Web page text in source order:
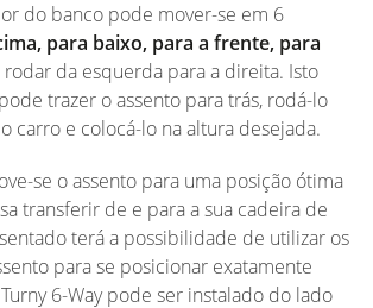
do banco pode mover-se em 6
para baixo, para a frente, para
da esquerda para a direita. Isto
trazer o assento para trás, rodá-lo
carro e colocá-lo na altura desejada.
se o assento para uma posição ótima
transferir de e para a sua cadeira de
terá a possibilidade de utilizar os
para se posicionar exatamente
6-Way pode ser instalado do lado